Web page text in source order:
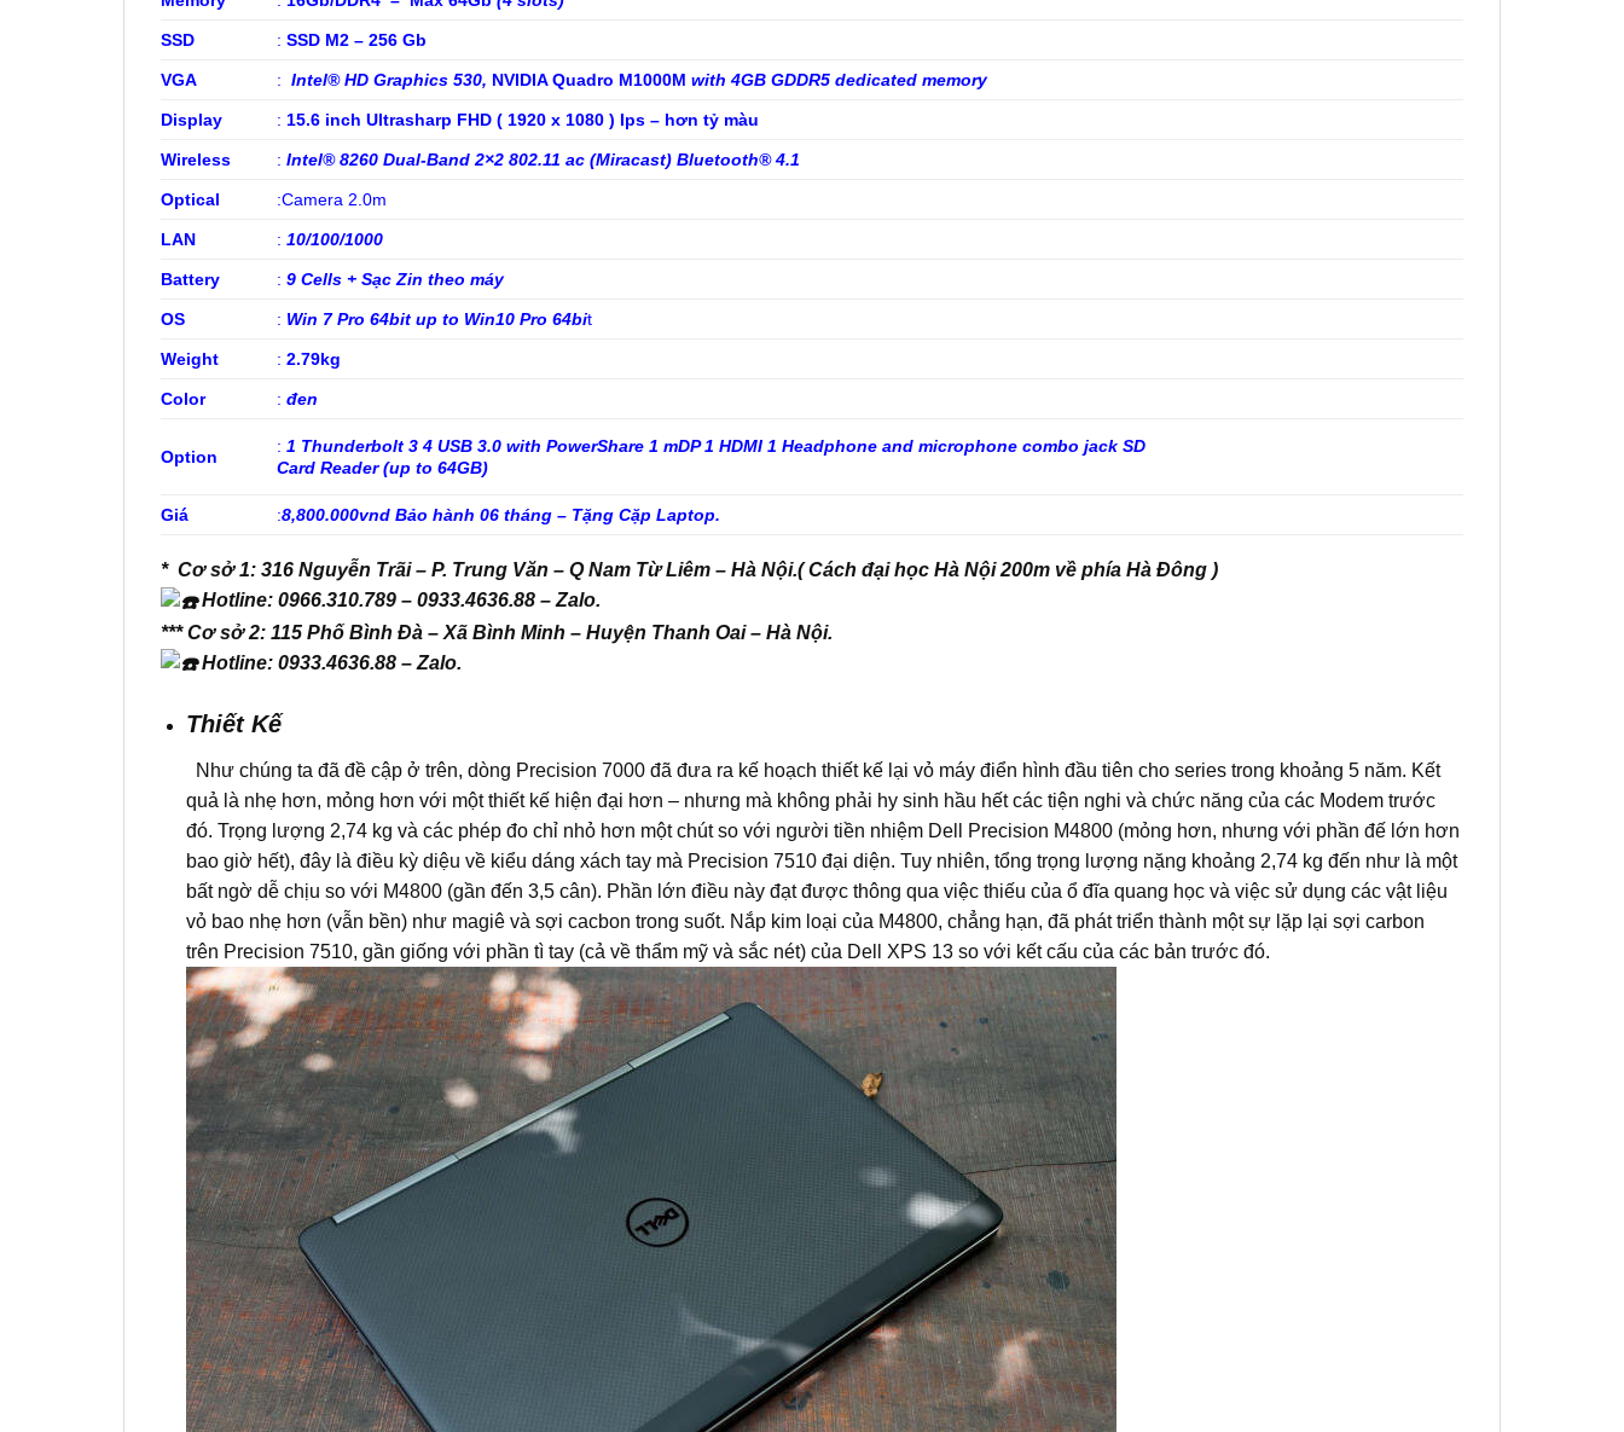
SSD : SSD M2 – 256 Gb
VGA : Intel® HD Graphics 530, NVIDIA Quadro M1000M with 4GB GDDR5 dedicated memory
Display :15.6 inchUltrasharp FHD ( 1920 x 1080 ) Ips – hơn tỷ màu
Wireless :Intel® 8260 Dual-Band 2×2 802.11 ac (Miracast) Bluetooth® 4.1
Optical :Camera 2.0m
LAN :10/100/1000
Battery :9 Cells + Sạc Zin theo máy
OS : Win 7 Pro 64bit up to Win10 Pro 64bit
Weight :2.79kg
Color : đen
Option
:1 Thunderbolt 3 4 USB 3.0 with PowerShare 1 mDP 1 HDMI 1 Headphone and microphone combo jack SD
Card Reader (up to 64GB)
Giá :8,800.000vnd Bảo hành 06 tháng – Tặng Cặp Laptop.
* Cơ sở 1: 316 Nguyễn Trãi – P. Trung Văn – Q Nam Từ Liêm – Hà Nội.( Cách đại học Hà Nội 200m về phía Hà Đông )
Hotline: 0966.310.789 – 0933.4636.88 – Zalo.
*** Cơ sở 2: 115 Phố Bình Đà – Xã Bình Minh – Huyện Thanh Oai – Hà Nội.
Hotline: 0933.4636.88 – Zalo.
Thiết Kế
Như chúng ta đã đề cập ở trên, dòng Precision 7000 đã đưa ra kế hoạch thiết kế lại vỏ máy điển hình đầu tiên cho series trong khoảng 5 năm. Kết
quả là nhẹ hơn, mỏng hơn với một thiết kế hiện đại hơn – nhưng mà không phải hy sinh hầu hết các tiện nghi và chức năng của các Modem trước
đó. Trọng lượng 2,74 kg và các phép đo chỉ nhỏ hơn một chút so với người tiền nhiệm Dell Precision M4800 (mỏng hơn, nhưng với phần đế lớn hơn
bao giờ hết), đây là điều kỳ diệu về kiểu dáng xách tay mà Precision 7510 đại diện. Tuy nhiên, tổng trọng lượng nặng khoảng 2,74 kg đến như là một
bất ngờ dễ chịu so với M4800 (gần đến 3,5 cân). Phần lớn điều này đạt được thông qua việc thiếu của ổ đĩa quang học và việc sử dụng các vật liệu
vỏ bao nhẹ hơn (vẫn bền) như magiê và sợi cacbon trong suốt. Nắp kim loại của M4800, chẳng hạn, đã phát triển thành một sự lặp lại sợi carbon
trên Precision 7510, gần giống với phần tì tay (cả về thẩm mỹ và sắc nét) của Dell XPS 13 so với kết cấu của các bản trước đó.